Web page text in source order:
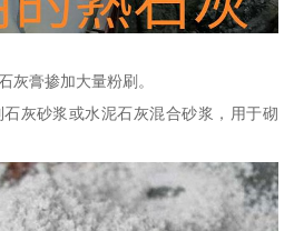
灰膏掺加大量粉刷。
灰砂浆或水泥石灰混合砂浆，用于砌